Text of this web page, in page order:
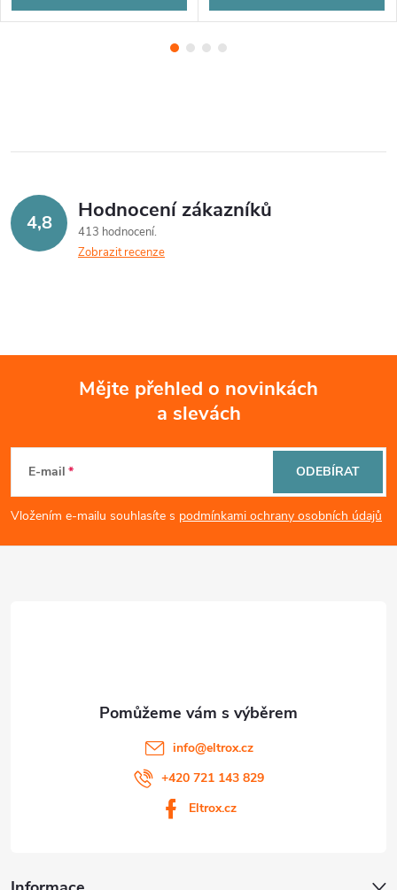
4,8 Hodnocení zákazníků
413 hodnocení
Zobrazit recenze
p
a
Mějte přehled o novinkách
a slevách
E-mail
Vložením e-mailu souhlasíte s podmínkami ochrany osobních údajů
ODEBÍRAT
info@eltrox.cz
+420 721 143 829
Eltrox.cz